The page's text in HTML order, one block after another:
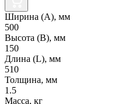
Ширина (А), мм
500
Высота (В), мм
150
Длина (L), мм
510
Толщина, мм
1.5
Масса, кг